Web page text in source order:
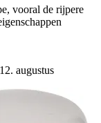
vooral de rijpere
augustus